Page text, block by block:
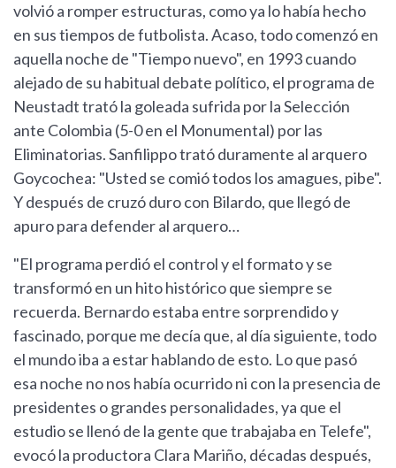
volvió a romper estructuras, como ya lo había hecho
en sus tiempos de futbolista. Acaso, todo comenzó en
aquella noche de "Tiempo nuevo", en 1993 cuando
alejado de su habitual debate político, el programa de
Neustadt trató la goleada sufrida por la Selección
ante Colombia (5-0 en el Monumental) por las
Eliminatorias. Sanfilippo trató duramente al arquero
Goycochea: "Usted se comió todos los amagues, pibe".
Y después de cruzó duro con Bilardo, que llegó de
apuro para defender al arquero…
"El programa perdió el control y el formato y se
transformó en un hito histórico que siempre se
recuerda. Bernardo estaba entre sorprendido y
fascinado, porque me decía que, al día siguiente, todo
el mundo iba a estar hablando de esto. Lo que pasó
esa noche no nos había ocurrido ni con la presencia de
presidentes o grandes personalidades, ya que el
estudio se llenó de la gente que trabajaba en Telefe",
evocó la productora Clara Mariño, décadas después,